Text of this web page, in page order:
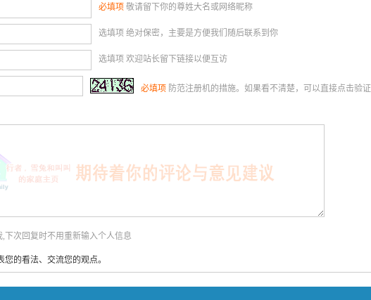
必填项 敬请留下你的尊姓大名或网络昵称
选填项 绝对保密，主要是方便我们随后联系到你
选填项 欢迎站长留下链接以便互访
必填项 防范注册机的措施。如果看不清楚，可以直接点击验证
,下次回复时不用重新输入个人信息
的看法、交流您的观点。